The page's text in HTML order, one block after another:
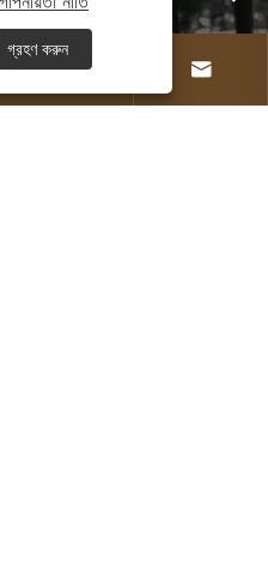
 
গ্রহণ করুন